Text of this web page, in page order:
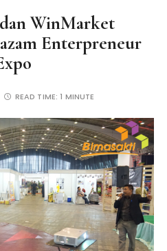
WinMarket
Enterpreneur
READ TIME:1 MINUTE